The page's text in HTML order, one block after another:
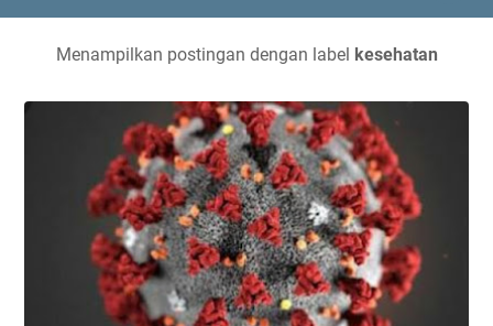
Menampilkan postingan dengan label kesehatan